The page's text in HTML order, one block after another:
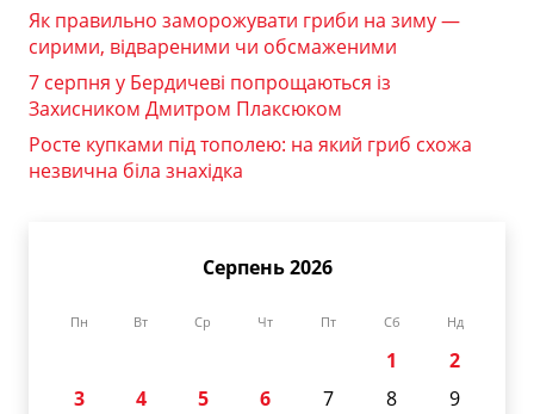
Як правильно заморожувати гриби на зиму —
сирими, відвареними чи обсмаженими
7 серпня у Бердичеві попрощаються із
Захисником Дмитром Плаксюком
Росте купками під тополею: на який гриб схожа
незвична біла знахідка
Серпень 2026
Пн Вт Ср Чт Пт Сб Нд
1
2
3
4 5 6 7 8
9